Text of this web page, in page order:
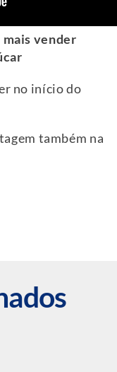
mais vender
no início do
também na